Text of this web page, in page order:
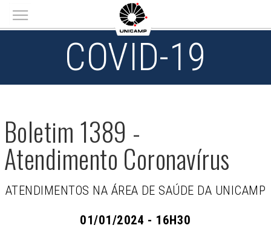
Main menu
COVID-19
Boletim 1389 -
Atendimento Coronavírus
ATENDIMENTOS NA ÁREA DE SAÚDE DA UNICAMP
01/01/2024 - 16H30